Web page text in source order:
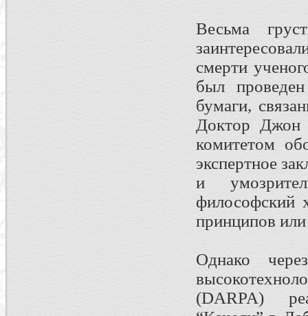
Весьма
смерти
был
бумаги,
Доктор Джон
комитетом
экспертное
и
философский
принципов
Однако
(DARPA)